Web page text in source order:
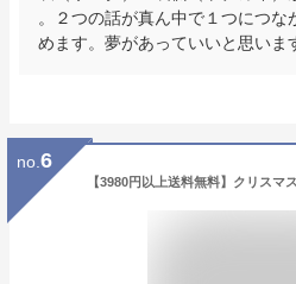
。２つの話が真ん中で１つにつな
めます。夢があっていいと思いま
no. 6